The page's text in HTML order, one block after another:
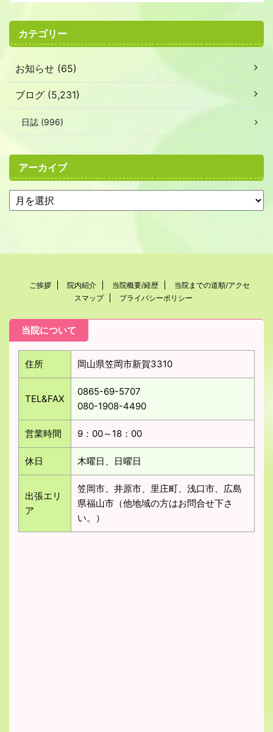
カテゴリー
お知らせ (65)
ブログ (5,231)
日誌 (996)
アーカイブ
ご挨拶 院内紹介 当院概要/経歴
当院までの道順/アクセ
スマップ
プライバシーポリシー
当院について
住所 岡山県笠岡市新賀3310
TEL&FAX
0865-69-5707
080-1908-4490
営業時間 9：00～18：00
休日 木曜日、日曜日
出張エリ
ア
笠岡市、井原市、里庄町、浅口市、広島
県福山市（他地域の方はお問合せ下さ
い。）